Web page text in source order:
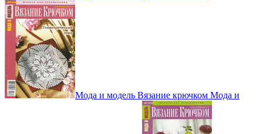
Мода и модель Вязание крючком Мода и